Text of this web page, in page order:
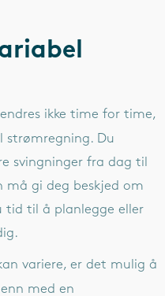
ikke time for time,
strømregning. Du
svingninger fra dag til
må gi deg beskjed om
tid til å planlegge eller
variere, er det mulig å
med en